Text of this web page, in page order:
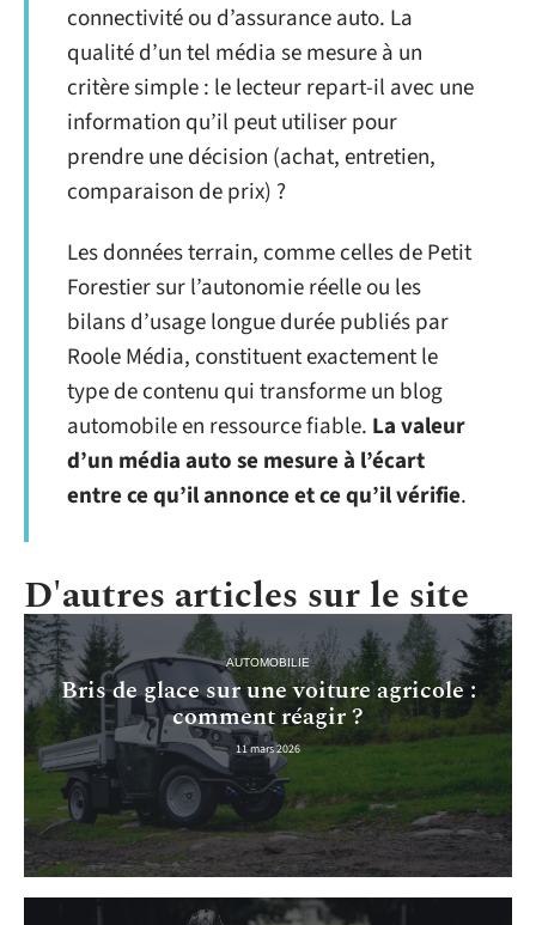
connectivité ou d’assurance auto. La
qualité d’un tel média se mesure à un
critère simple : le lecteur repart-il avec une
information qu’il peut utiliser pour
prendre une décision (achat, entretien,
comparaison de prix) ?
Les données terrain, comme celles de Petit
Forestier sur l’autonomie réelle ou les
bilans d’usage longue durée publiés par
Roole Média, constituent exactement le
type de contenu qui transforme un blog
automobile en ressource fiable. La valeur
d’un média auto se mesure à l’écart
entre ce qu’il annonce et ce qu’il vérifie.
D'autres articles sur le site
AUTOMOBILIE
Bris de glace sur une voiture agricole :
comment réagir ?
11 mars 2026